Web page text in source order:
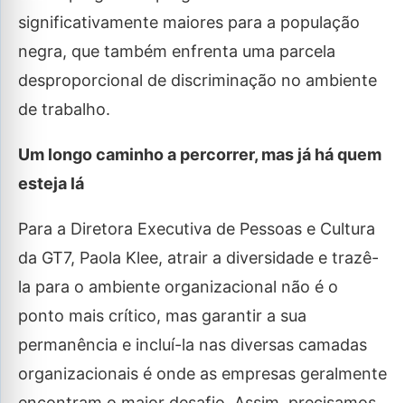
significativamente maiores para a população
negra, que também enfrenta uma parcela
desproporcional de discriminação no ambiente
de trabalho.
Um longo caminho a percorrer, mas já há quem
esteja lá
Para a Diretora Executiva de Pessoas e Cultura
da GT7, Paola Klee, atrair a diversidade e trazê-
la para o ambiente organizacional não é o
ponto mais crítico, mas garantir a sua
permanência e incluí-la nas diversas camadas
organizacionais é onde as empresas geralmente